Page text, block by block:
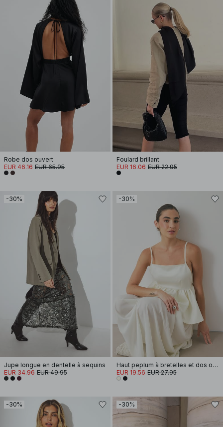
Robe dos ouvert
EUR 46.16 EUR 65.95
Foulard brillant
EUR 16.06 EUR 22.95
-30%
Jupe longue en dentelle à sequins
EUR 34.96 EUR 49.95
-30%
Haut peplum à bretelles et dos ouvert
EUR 19.56 EUR 27.95
-30% -30%